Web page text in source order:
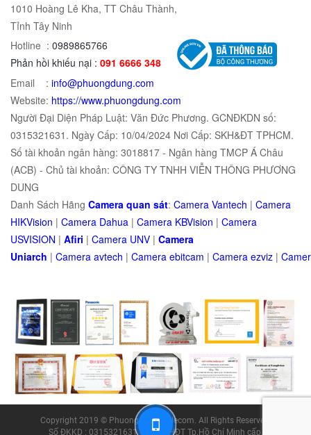
1010 Hoàng Lê Kha, TT Châu Thành,
Tỉnh Tây Ninh
Hotline : 0989865766
Phản hồi khiếu nại : 091 6666 348
Email : info@phuongdung.com
Website: https://www.phuongdung.com
Người Đại Diện Pháp Luật: Văn Đức Phương. GCNĐKDN số:
0315321631. Ngày Cấp: 10/04/2024 Nơi Cấp: SKH&ĐT TPHCM.
Số tài khoản ngân hàng: 3018817 - Ngân hàng TMCP Á Châu
(ACB) - Chủ tài khoản: CÔNG TY TNHH VIỄN THÔNG PHƯƠNG
DUNG
Danh Sách Hãng Camera quan sát: Camera Vantech | Camera
HIKVision | Camera Dahua | Camera KBVision | Camera
USVISION | Afiri | Camera UNV | Camera
Uniarch | Camera avtech | Camera ebitcam | Camera ezviz |
Copyright 2019 © Phuong Dung Telecom. All Rights Reserved.
Số ĐKKD : 0315321631 do Sở KHĐT Tp.Hồ Chí Minh cấp.